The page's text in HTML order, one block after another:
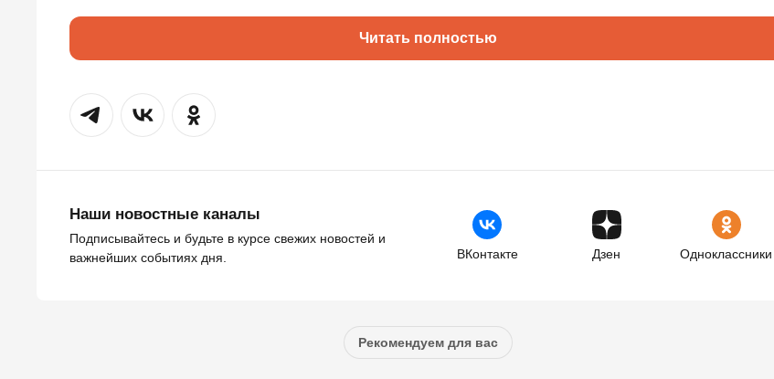
Читать полностью
Наши новостные каналы
Подписывайтесь и будьте в курсе свежих новостей и
важнейших событиях дня.
ВКонтакте Дзен Одноклассники
Рекомендуем для вас